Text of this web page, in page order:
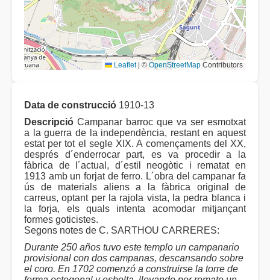
Leaflet ©OpenStreetMap Contributors
Data de construcció 1910-13
Descripció Campanar barroc que va ser esmotxat
a la guerra de la independència, restant en aquest
estat per tot el segle XIX. A començaments del XX,
després d´enderrocar part, es va procedir a la
fàbrica de l´actual, d´estil neogòtic i rematat en
1913 amb un forjat de ferro. L´obra del campanar fa
ús de materials aliens a la fàbrica original de
carreus, optant per la rajola vista, la pedra blanca i
la forja, els quals intenta acomodar mitjançant
formes goticistes.
Segons notes de C. SARTHOU CARRERES:
Durante 250 años tuvo este templo un campanario
provisional con dos campanas, descansando sobre
el coro. En 1702 comenzó a construirse la torre de